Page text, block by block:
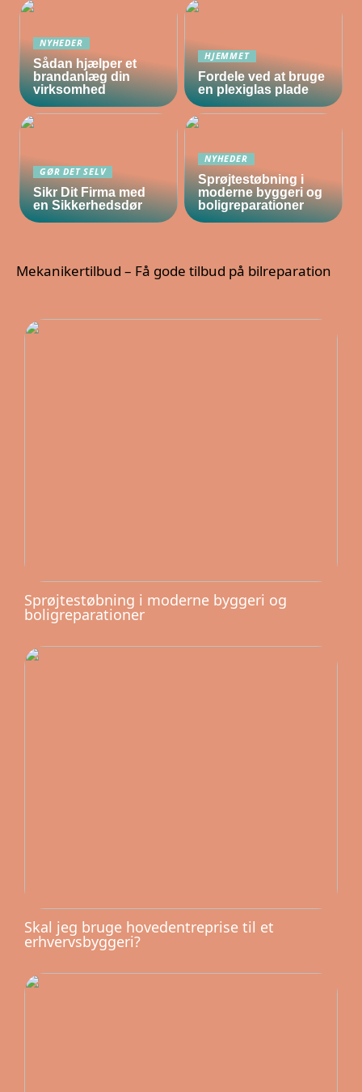
NYHEDER
Sådan hjælper et
brandanlæg din
virksomhed
HJEMMET
Fordele ved at bruge
en plexiglas plade
GØR DET SELV
Sikr Dit Firma med
en Sikkerhedsdør
NYHEDER
Sprøjtestøbning i
moderne byggeri og
boligreparationer
Mekanikertilbud – Få gode tilbud på bilreparation
Sprøjtestøbning i moderne byggeri og
boligreparationer
Skal jeg bruge hovedentreprise til et
erhvervsbyggeri?